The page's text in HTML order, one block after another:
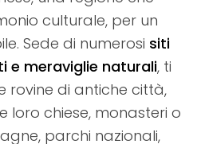
culturale, per un
Sede di numerosi siti
e meraviglie naturali, ti
rovine di antiche città,
loro chiese, monasteri o
parchi nazionali,